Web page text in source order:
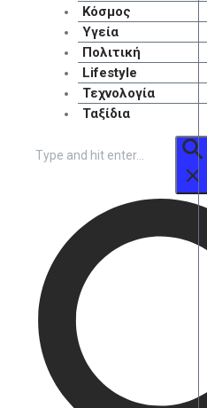
Κόσμος
Υγεία
Πολιτική
Lifestyle
Τεχνολογία
Ταξίδια
για: